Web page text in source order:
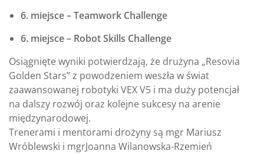
6. miejsce – Teamwork Challenge
6. miejsce – Robot Skills Challenge
Osiągnięte wyniki potwierdzają, że drużyna „Resovia
Golden Stars” z powodzeniem weszła w świat
zaawansowanej robotyki VEX V5 i ma duży potencjał
na dalszy rozwój oraz kolejne sukcesy na arenie
międzynarodowej.
Trenerami i mentorami drożyny są mgr Mariusz
Wróblewski i mgrJoanna Wilanowska-Rzemień